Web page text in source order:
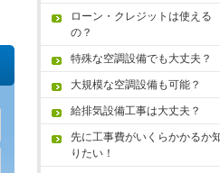
ローン・クレジットは使える
の？
特殊な空調設備でも大丈夫？
大規模な空調設備も可能？
給排気設備工事は大丈夫？
先に工事費がいくらかかるか
りたい！